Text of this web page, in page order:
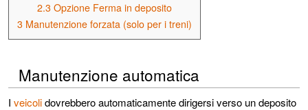
2.3 Opzione Ferma in deposito
3 Manutenzione forzata (solo per i treni)
Manutenzione automatica
I veicolidovrebbero automaticamente dirigersi verso un deposito